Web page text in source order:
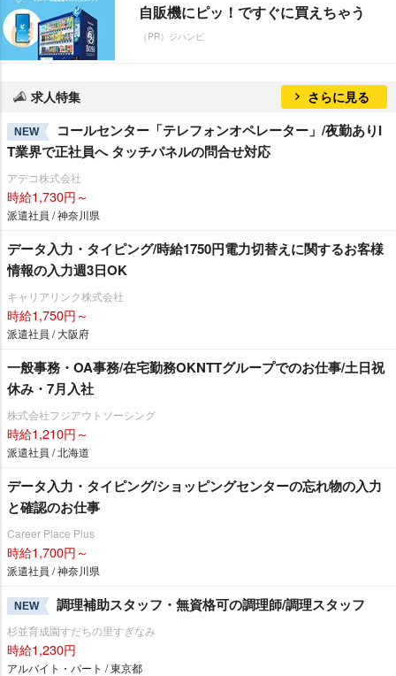
自販機にピッ！ですぐに買えちゃう
（PR）ジハンピ
求人特集 さらに見る
NEW
コールセンター「テレフォンオペレーター」/夜勤ありI
T業界で正社員へ タッチパネルの問合せ対応
アデコ株式会社
時給1,730円～
派遣社員 / 神奈川県
データ入力・タイピング/時給1750円電力切替えに関するお客様
情報の入力週3日OK
キャリアリンク株式会社
時給1,750円～
派遣社員 / 大阪府
一般事務・OA事務/在宅勤務OKNTTグループでのお仕事/土日祝
休み・7月入社
株式会社フジアウトソーシング
時給1,210円～
派遣社員 / 北海道
データ入力・タイピング/ショッピングセンターの忘れ物の入力
と確認のお仕事
Career Place Plus
時給1,700円～
派遣社員 / 神奈川県
NEW 調理補助スタッフ・無資格可の調理師/調理スタッフ
杉並育成園すだちの里すぎなみ
時給1,230円
アルバイト・パート / 東京都